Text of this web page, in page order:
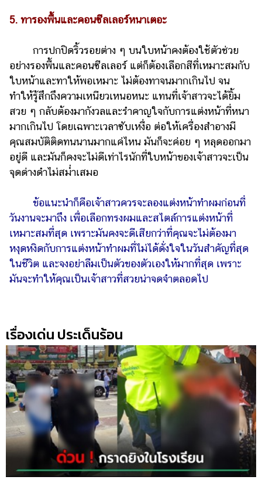
5. ทารองพื้นและคอนซีลเลอร์หนาเตอะ
การปกปิดริ้วรอยต่าง ๆ บนใบหน้าคงต้องใช้ตัวช่วย
อย่างรองพื้นและคอนซีลเลอร์ แต่ก็ต้องเลือกสีที่เหมาะสมกับ
ใบหน้าและทาให้พอเหมาะ ไม่ต้องทาจนมากเกินไป จน
ทำให้รู้สึกถึงความเหนียวเหนอหนะ แทนที่เจ้าสาวจะได้ยิ้ม
สวย ๆ กลับต้องมากังวลและรำคาญใจกับการแต่งหน้าที่หนา
มากเกินไป โดยเฉพาะเวลาซับเหงื่อ ต่อให้เครื่องสำอางมี
คุณสมบัติติดทนนานมากแค่ไหน มันก็จะค่อย ๆ หลุดออกมา
อยู่ดี และมันก็คงจะไม่ดีเท่าไรนักที่ใบหน้าของเจ้าสาวจะเป็น
จุดด่างดำไม่สม่ำเสมอ
ข้อแนะนำก็คือเจ้าสาวควรจะลองแต่งหน้าทำผมก่อนที่
วันงานจะมาถึง เพื่อเลือกทรงผมและสไตล์การแต่งหน้าที่
เหมาะสมที่สุด เพราะมันคงจะดีเสียกว่าที่คุณจะไม่ต้องมา
หงุดหงิดกับการแต่งหน้าทำผมที่ไม่ได้ดั่งใจในวันสำคัญที่สุด
ในชีวิต และจงอย่าลืมเป็นตัวของตัวเองให้มากที่สุด เพราะ
มันจะทำให้คุณเป็นเจ้าสาวที่สวยน่าจดจำตลอดไป
เรื่องเด่น ประเด็นร้อน